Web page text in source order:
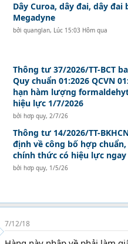
Dây Curoa, dây đai, dây đai
Megadyne
bởi quanglan, Lúc 15:03 Hôm qua
Thông tư 37/2026/TT-BCT
Quy chuẩn 01:2026 QCVN
hạn hàm lượng
hiệu lực 1/7/2026
bởi hơp quy, 2/7/26
Thông tư 14/2026/TT-
định về công bố hợp
chính thức có hiệu lực
bởi hơp quy, 1/5/26
7/12/18